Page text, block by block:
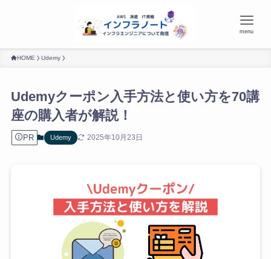
menu
HOME Udemy
Udemyクーポン入手方法と使い方を70講
座の購入者が解説！
PR Udemy 2025年10月23日